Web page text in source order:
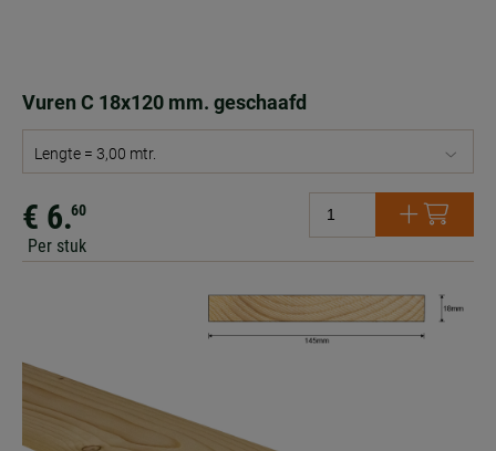
Vuren C 18x120 mm. geschaafd
Lengte = 3,00 mtr.
€ 6.60
Per stuk